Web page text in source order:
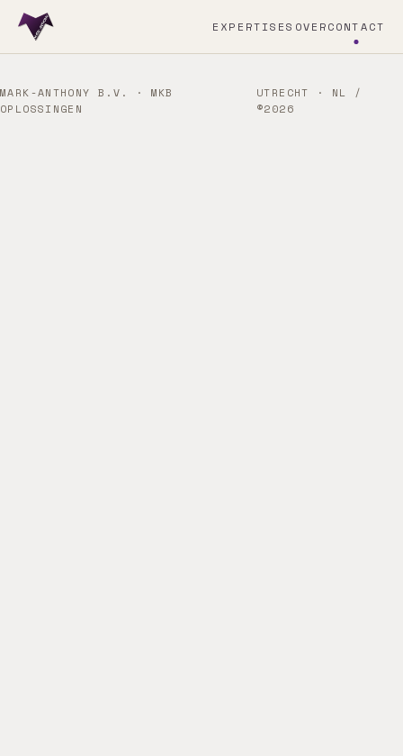
EXPERTISES OVERCONTACT
MARK-ANTHONY B.V. · MKB
OPLOSSINGEN
UTRECHT · NL /
©2026